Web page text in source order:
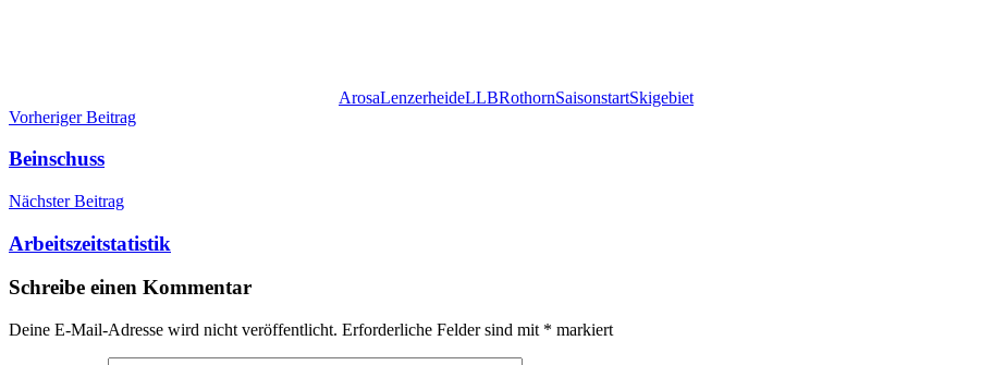
ArosaLenzerheideLLBRothornSaisonstartSkigebiet
Beitragsnavigation
Vorheriger Beitrag
Beinschuss
Nächster Beitrag
Arbeitszeitstatistik
Schreibe einen Kommentar
Deine E-Mail-Adresse wird nicht veröffentlicht. Erforderliche Felder sind mit * markiert